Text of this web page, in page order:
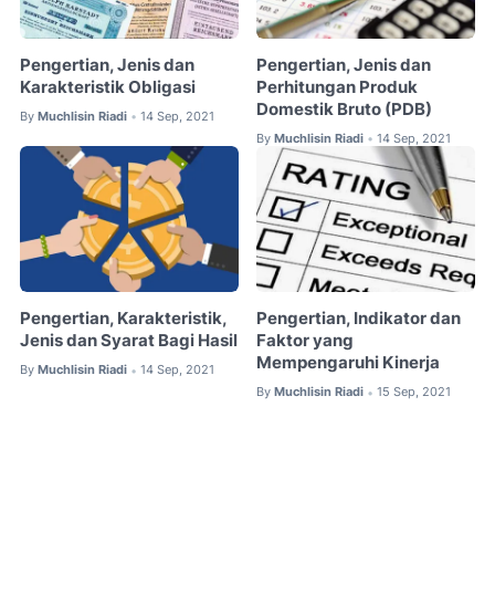
Pengertian, Jenis dan
Karakteristik Obligasi
By Muchlisin Riadi • 14 Sep, 2021
Pengertian, Jenis dan
Perhitungan Produk
Domestik Bruto (PDB)
By Muchlisin Riadi • 14 Sep, 2021
Pengertian, Karakteristik,
Jenis dan Syarat Bagi Hasil
By Muchlisin Riadi • 14 Sep, 2021
Pengertian, Indikator dan
Faktor yang
Mempengaruhi Kinerja
By Muchlisin Riadi • 15 Sep, 2021